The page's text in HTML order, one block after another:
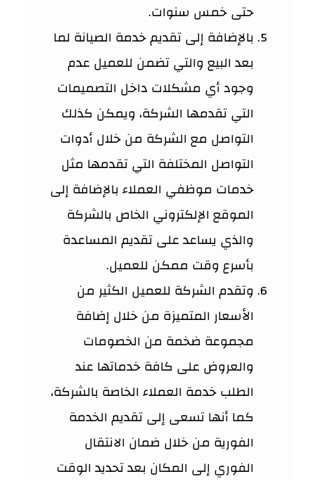
حتى خمس سنوات.
بالإضافة إلى تقديم خدمة الصيانة لما
بعد البيع والتي تضمن للعميل عدم
وجود أي مشكلات داخل التصميمات
التي تقدمها الشركة، ويمكن كذلك
التواصل مع الشركة من خلال أدوات
التواصل المختلفة التي تقدمها مثل
خدمات موظفي العملاء بالإضافة إلى
الموقع الإلكتروني الخاص بالشركة
والذي يساعد على تقديم المساعدة
بأسرع وقت ممكن للعميل.
وتقدم الشركة للعميل الكثير من
الأسعار المتميزة من خلال إضافة
مجموعة ضخمة من الخصومات
والعروض على كافة خدماتها عند
الطلب خدمة العملاء الخاصة بالشركة،
كما أنها تسعى إلى تقديم الخدمة
الفورية من خلال ضمان الانتقال
الفوري إلى المكان بعد تحديد الوقت